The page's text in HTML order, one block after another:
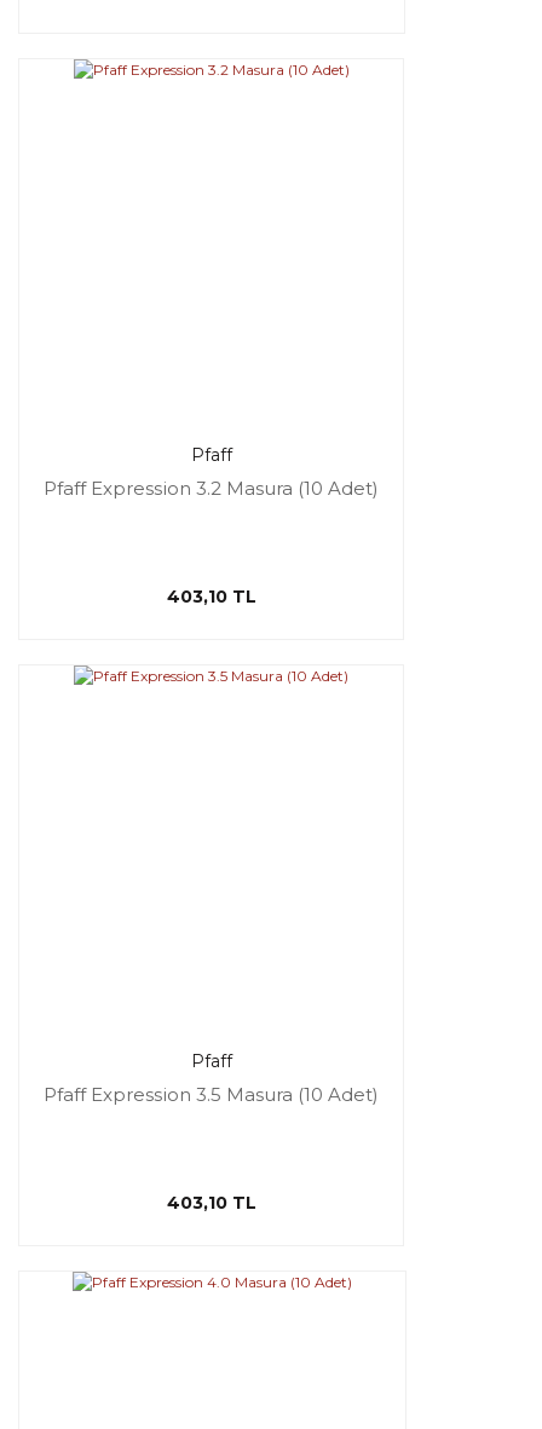
Pfaff
Pfaff Expression 3.2 Masura (10 Adet)
403,10 TL
Pfaff
Pfaff Expression 3.5 Masura (10 Adet)
403,10 TL